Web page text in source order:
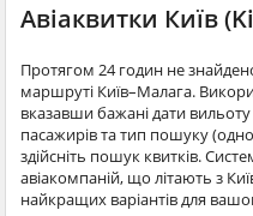
Авіаквитки Київ
Протягом 24 годин не
маршруті Київ–Малага.
вказавши бажані дати вильоту
пасажирів та тип пошуку
здійсніть пошук квитків.
авіакомпаній, що літають з
найкращих варіантів для